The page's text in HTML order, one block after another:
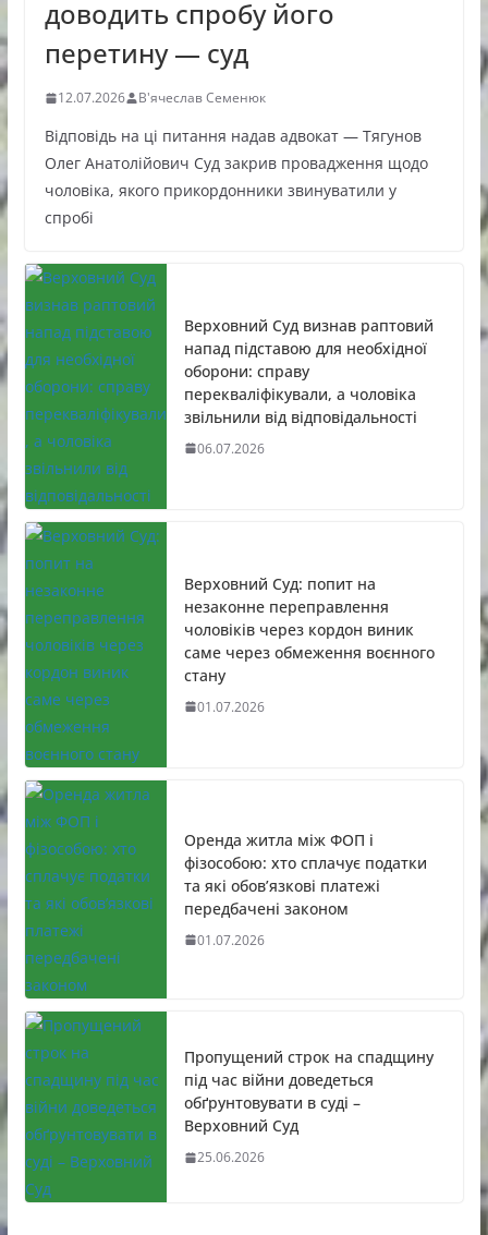
доводить спробу його
перетину — суд
12.07.2026 В'ячеслав Семенюк
Відповідь на ці питання надав адвокат — Тягунов
Олег Анатолійович Суд закрив провадження щодо
чоловіка, якого прикордонники звинуватили у
спробі
Верховний Суд визнав раптовий
напад підставою для необхідної
оборони: справу
перекваліфікували, а чоловіка
звільнили від відповідальності
06.07.2026
Верховний Суд: попит на
незаконне переправлення
чоловіків через кордон виник
саме через обмеження воєнного
стану
01.07.2026
Оренда житла між ФОП і
фізособою: хто сплачує податки
та які обов’язкові платежі
передбачені законом
01.07.2026
Пропущений строк на спадщину
під час війни доведеться
обґрунтовувати в суді –
Верховний Суд
25.06.2026